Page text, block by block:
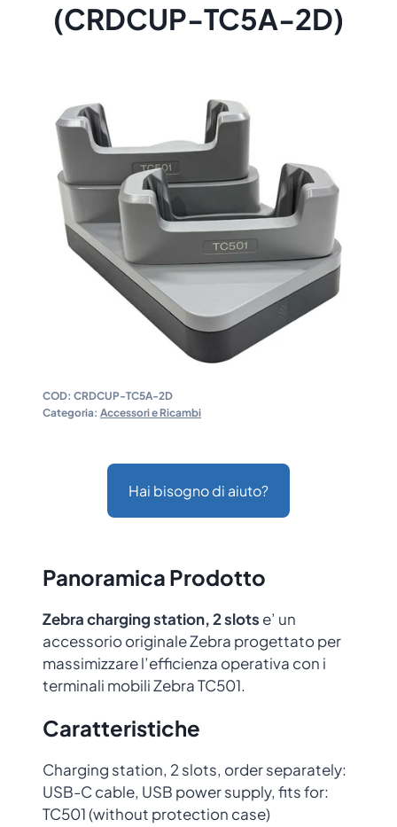
(CRDCUP-TC5A-2D)
COD: CRDCUP-TC5A-2D
Categoria: Accessori e Ricambi
Hai bisogno di aiuto?
Panoramica Prodotto
Zebra charging station, 2 slots e’ un
accessorio originale Zebra progettato per
massimizzare l’efficienza operativa con i
terminali mobili Zebra TC501.
Caratteristiche
Charging station, 2 slots, order separately:
USB-C cable, USB power supply, fits for:
TC501 (without protection case)